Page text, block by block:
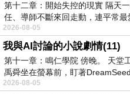
第十二章：開始失控的現實 隔天
任、導師不斷來回走動，連平常
2026-08-05
我與AI討論的小說劇情(11)
第十一章：鳴仁學院 傍晚。 天堂
禹舜坐在螢幕前，盯著
2026-08-05